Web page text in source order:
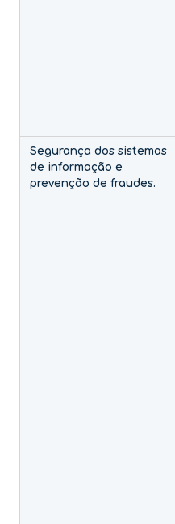
Segurança dos sistemas
de informação e
prevenção de fraudes.